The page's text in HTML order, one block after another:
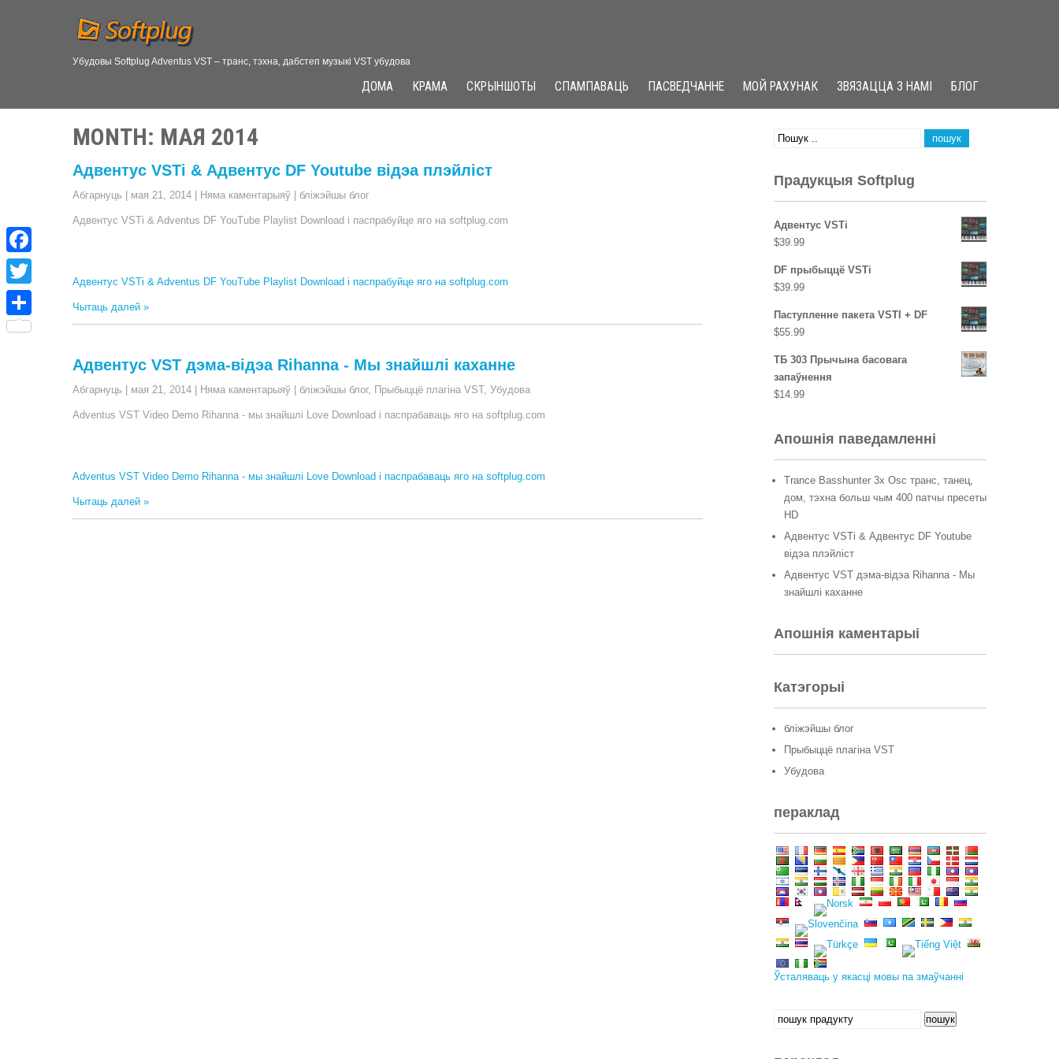
Убудовы Softplug Adventus VST – транс, тэхна, дабстеп музыкі VST убудова
ДОМА КРАМА СКРЫНШОТЫ СПАМПАВАЦЬ ПАСВЕДЧАННЕ МОЙ РАХУНАК ЗВЯЗАЦЦА З НАМІ БЛОГ
MONTH: МАЯ 2014
Адвентус VSTi & Адвентус DF Youtube відэа плэйліст
Абгарнуць мая 21, 2014 Няма каментарыяў бліжэйшы блог
Адвентус VSTi & Adventus DF YouTube Playlist Download і паспрабуйце яго на softplug.com
Адвентус VSTi & Adventus DF YouTube Playlist Download і паспрабуйце яго на softplug.com
Чытаць далей »
Адвентус VST дэма-відэа Rihanna - Мы знайшлі каханне
Абгарнуць мая 21, 2014 Няма каментарыяў бліжэйшы блог, Прыбыццё плагіна VST, Убудова
Adventus VST Video Demo Rihanna - мы знайшлі Love Download і паспрабаваць яго на softplug.com
Adventus VST Video Demo Rihanna - мы знайшлі Love Download і паспрабаваць яго на softplug.com
Чытаць далей »
Прадукцыя Softplug
Адвентус VSTi
$39.99
DF прыбыццё VSTi
$39.99
Паступленне пакета VSTI + DF
$55.99
ТБ 303 Прычына басовага
запаўнення
$14.99
Апошнія паведамленні
Trance Basshunter 3x Osc транс, танец,
дом, тэхна больш чым 400 патчы пресеты
HD
Адвентус VSTi & Адвентус DF Youtube
відэа плэйліст
Адвентус VST дэма-відэа Rihanna - Мы
знайшлі каханне
Апошнія каментарыі
Катэгорыі
бліжэйшы блог
Прыбыццё плагіна VST
Убудова
пераклад
Ўсталяваць у якасці мовы па змаўчанні
Шукаць: пошук
F
a
c
T
w
П